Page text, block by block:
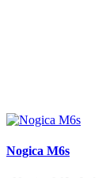
Nogica M6s